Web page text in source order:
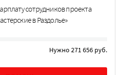
сотрудников проекта
в Раздолье»
Нужно 271 656 руб.